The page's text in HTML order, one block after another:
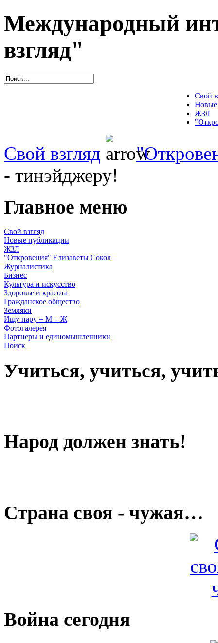
Международный
взгляд"
Свой
Новые
ЖЗЛ
Свой взгляд
- тинэйджеру!
Главное меню
Свой взгляд
Новые публикации
ЖЗЛ
"Откровения" Елизаветы Сокол
Журналистика
Бизнес
Культура и искусство
Здоровье и красота
Гражданское общество
Земляки
Ищу пару = М + Ж
Фотогалерея
Партнеры и единомышленники
Поиск
Учиться, учиться,
Народ должен знать!
Страна своя - чужая…
Война сегодня